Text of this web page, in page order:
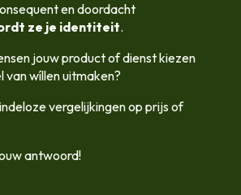
en doordacht
ze je identiteit.
jouw product of dienst kiezen
van wíllen uitmaken?
vergelijkingen op prijs of
antwoord!